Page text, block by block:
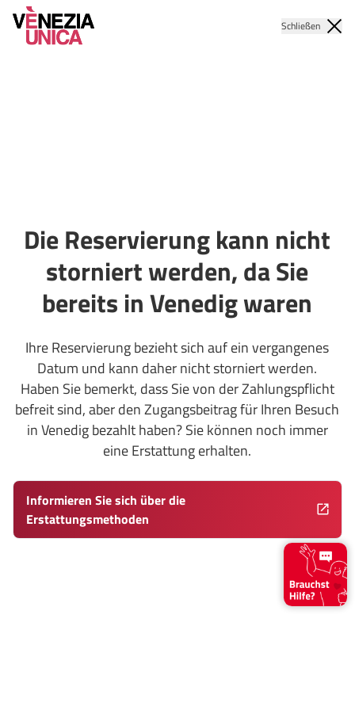
Schließen
Die Reservierung kann nicht
storniert werden, da Sie
bereits in Venedig waren
Ihre Reservierung bezieht sich auf ein vergangenes
Datum und kann daher nicht storniert werden.
Haben Sie bemerkt, dass Sie von der Zahlungspflicht
befreit sind, aber den Zugangsbeitrag für Ihren Besuch
in Venedig bezahlt haben? Sie können noch immer
eine Erstattung erhalten.
Informieren Sie sich über die
Erstattungsmethoden